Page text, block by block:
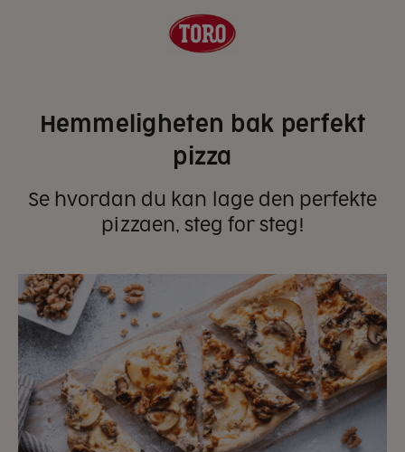
Hemmeligheten bak perfekt
pizza
Se hvordan du kan lage den perfekte
pizzaen, steg for steg!